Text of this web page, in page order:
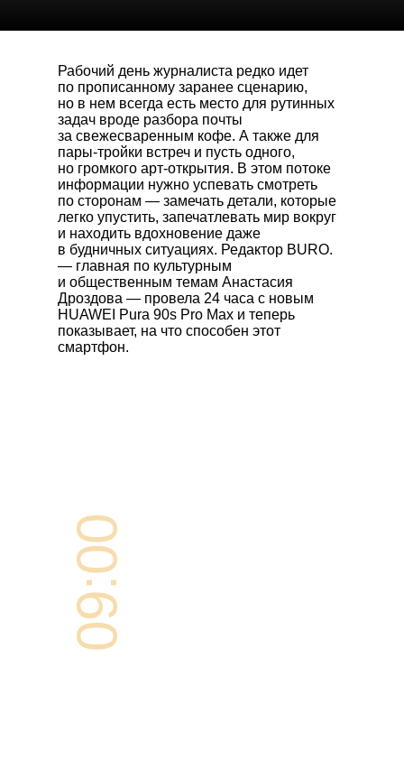
Рабочий день журналиста редко идет
по прописанному заранее сценарию,
но в нем всегда есть место для рутинных
задач вроде разбора почты
за свежесваренным кофе. А также для
пары-тройки встреч и пусть одного,
но громкого арт-открытия. В этом потоке
информации нужно успевать смотреть
по сторонам — замечать детали, которые
легко упустить, запечатлевать мир вокруг
и находить вдохновение даже
в будничных ситуациях. Редактор BURO.
— главная по культурным
и общественным темам Анастасия
Дроздова — провела 24 часа с новым
HUAWEI Pura 90s Pro Max и теперь
показывает, на что способен этот
смартфон.
09:00